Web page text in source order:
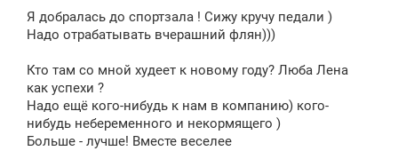
б
щ
и
Я добралась до спортзала ! Сижу кручу педали )
Надо отрабатывать вчерашний флян)))
Кто там со мной худеет к новому году? Люба Лена
как успехи ?
Надо ещё кого-нибудь к нам в компанию) кого-
нибудь небеременного и некормящего )
Больше - лучше! Вместе веселее